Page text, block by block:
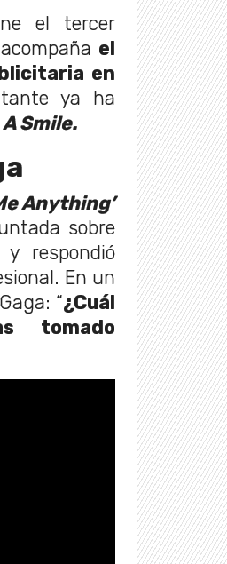
el tercer
el
en
ya ha
Smile.
Anything’
sobre
y respondió
En un
“¿Cuál
tomado